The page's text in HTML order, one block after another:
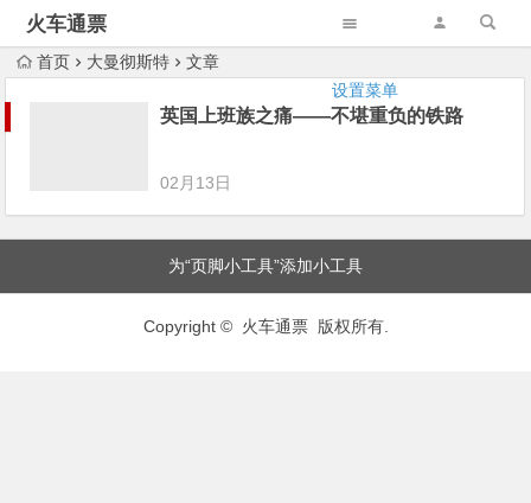
火车通票
设置菜单
首页 大曼彻斯特 文章
英国上班族之痛——不堪重负的铁路
02月13日
为“页脚小工具”添加小工具
Copyright © 火车通票 版权所有.